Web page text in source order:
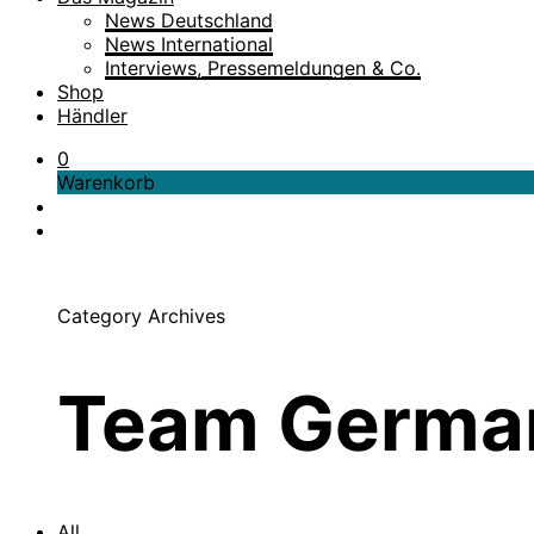
News Deutschland
News International
Interviews, Pressemeldungen & Co.
Shop
Händler
0
Warenkorb
Category Archives
Team